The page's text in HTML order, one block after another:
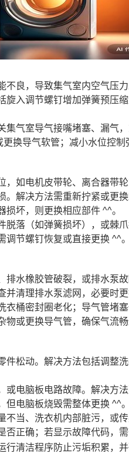
不良，导致集气室内空气压
旋入调节螺钉增加弹簧预压
集气室导气接嘴堵塞、漏气
换导气软管；减小水位控制
，如电机皮带轮、离合器带
。解决方法需重新拧紧或更
坏，则更换相应部件 ^^。
脱落（如弹簧损坏），或棘
节螺钉恢复或直接更换 ^^。
排水橡胶管破裂，或排水泵
清理排水泵滤网，必要时更
衣桶密封圈老化；导气管堵
或更换导气管，确保气流畅
件松动。解决方法包括调整
或电脑板电路故障。解决方
电脑板烧毁需整体更换 ^^。
不当、洗衣机内部脏污，或
正确；若显示故障代码，需
行清洁程序防止污垢积累，